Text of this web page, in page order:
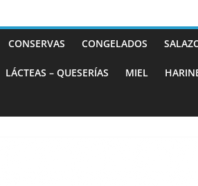
CONSERVAS CONGELADOS
LÁCTEAS – QUESERÍAS MIEL